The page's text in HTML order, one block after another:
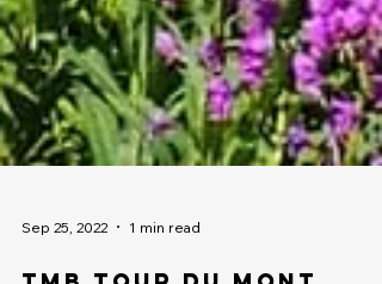
Sep 25, 2022 1 min read